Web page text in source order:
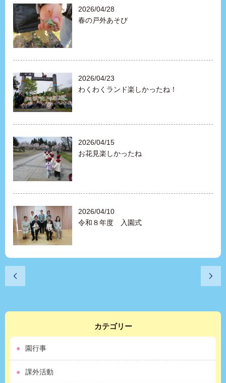
2026/04/28
春の戸外あそび
2026/04/23
わくわくランド楽しかったね！
2026/04/15
お花見楽しかったね
2026/04/10
令和８年度 入園式
カテゴリー
園行事
課外活動